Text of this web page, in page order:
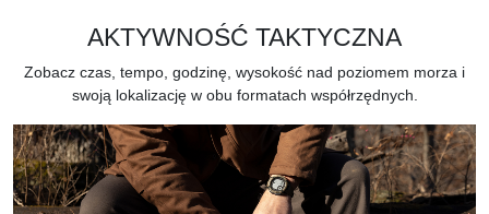
AKTYWNOŚĆ TAKTYCZNA
Zobacz czas, tempo, godzinę, wysokość nad poziomem morza i
swoją lokalizację w obu formatach współrzędnych.